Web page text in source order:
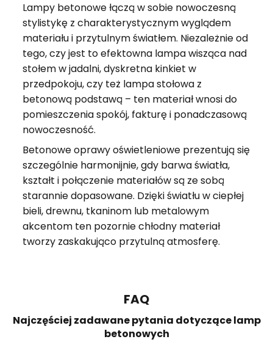
Lampy betonowe łączą w sobie nowoczesną
stylistykę z charakterystycznym wyglądem
materiału i przytulnym światłem. Niezależnie od
tego, czy jest to efektowna lampa wisząca nad
stołem w jadalni, dyskretna kinkiet w
przedpokoju, czy też lampa stołowa z
betonową podstawą – ten materiał wnosi do
pomieszczenia spokój, fakturę i ponadczasową
nowoczesność.
Betonowe oprawy oświetleniowe prezentują się
szczególnie harmonijnie, gdy barwa światła,
kształt i połączenie materiałów są ze sobą
starannie dopasowane. Dzięki światłu w ciepłej
bieli, drewnu, tkaninom lub metalowym
akcentom ten pozornie chłodny materiał
tworzy zaskakująco przytulną atmosferę.
FAQ
Najczęściej zadawane pytania dotyczące lamp
betonowych